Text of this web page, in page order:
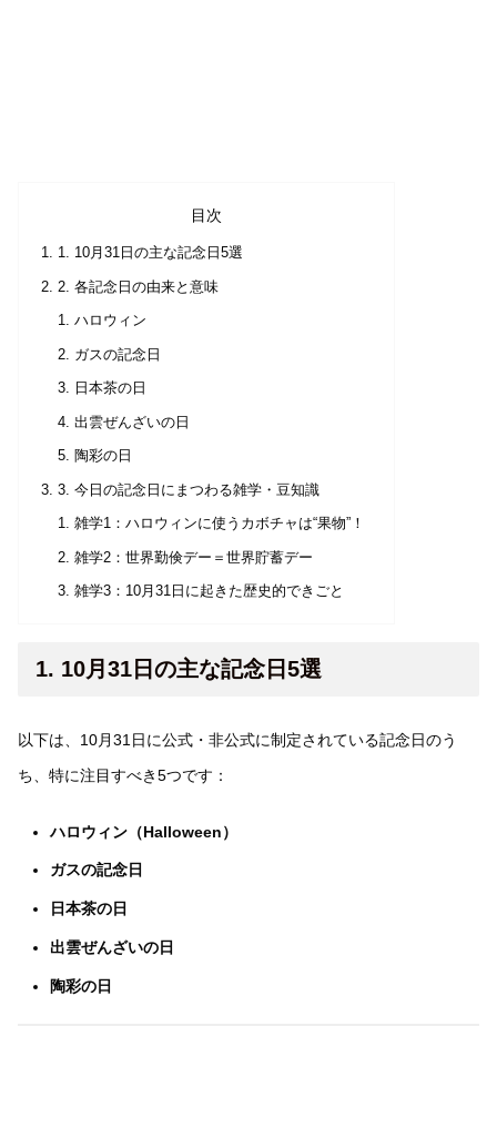
目次
1. 10月31日の主な記念日5選
2. 各記念日の由来と意味
ハロウィン
ガスの記念日
日本茶の日
出雲ぜんざいの日
陶彩の日
3. 今日の記念日にまつわる雑学・豆知識
雑学1：ハロウィンに使うカボチャは“果物”！
雑学2：世界勤倹デー＝世界貯蓄デー
雑学3：10月31日に起きた歴史的できごと
1. 10月31日の主な記念日5選
以下は、10月31日に公式・非公式に制定されている記念日のう
ち、特に注目すべき5つです：
ハロウィン（Halloween）
ガスの記念日
日本茶の日
出雲ぜんざいの日
陶彩の日